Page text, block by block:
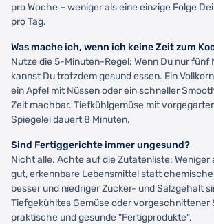
pro Woche – weniger als eine einzige Folge
pro Tag.
Was mache ich, wenn ich keine Zeit zum
Nutze die 5-Minuten-Regel: Wenn Du nur fünf
kannst Du trotzdem gesund essen. Ein
ein Apfel mit Nüssen oder ein schneller
Zeit machbar. Tiefkühlgemüse mit
Spiegelei dauert 8 Minuten.
Sind Fertiggerichte immer ungesund?
Nicht alle. Achte auf die Zutatenliste: Weniger
gut, erkennbare Lebensmittel statt
besser und niedriger Zucker- und Salzgehalt
Tiefgekühltes Gemüse oder vorgeschnittener
praktische und gesunde "Fertigprodukte".